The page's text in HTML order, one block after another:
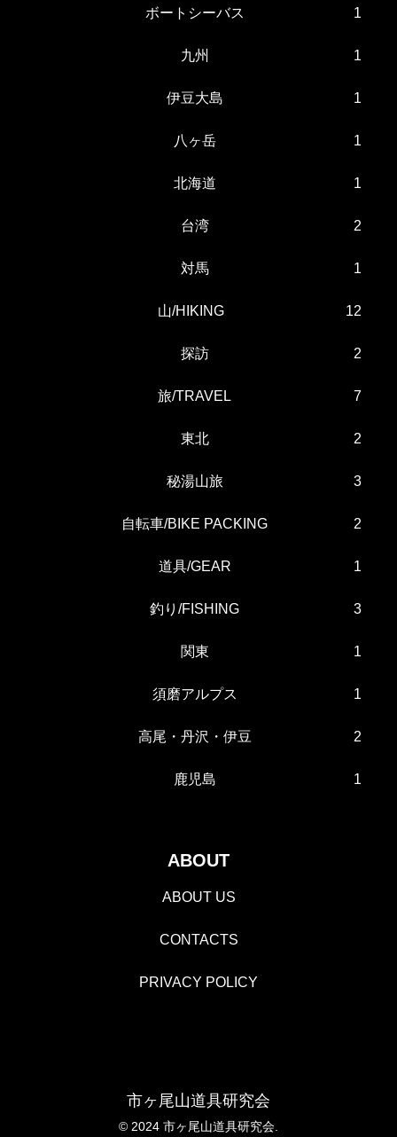
ボートシーバス 1
九州 1
伊豆大島 1
八ヶ岳 1
北海道 1
台湾 2
対馬 1
山/HIKING 12
探訪 2
旅/TRAVEL 7
東北 2
秘湯山旅 3
自転車/BIKE PACKING 2
道具/GEAR 1
釣り/FISHING 3
関東 1
須磨アルプス 1
高尾・丹沢・伊豆 2
鹿児島 1
ABOUT
ABOUT US
CONTACTS
PRIVACY POLICY
市ヶ尾山道具研究会
© 2024 市ヶ尾山道具研究会.